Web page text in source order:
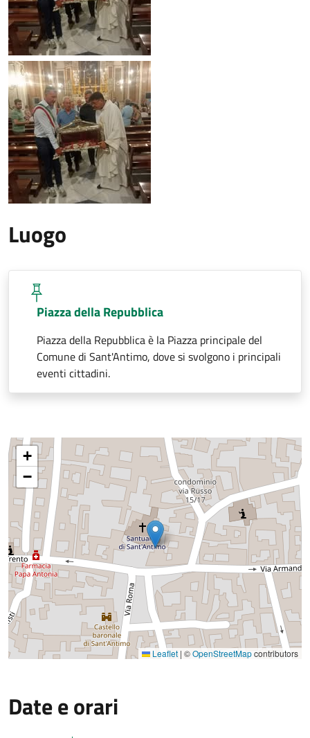
Luogo
Piazza della Repubblica
Piazza della Repubblica è la Piazza principale del
Comune di Sant'Antimo, dove si svolgono i principali
eventi cittadini.
+
−
Leaflet | ©OpenStreetMapcontributors
Date e orari